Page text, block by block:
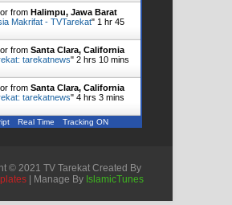
from Halimpu, Jawa Barat
Makrifat - TVTarekat" 1 hr 45
from Santa Clara, California
tarekatnews" 2 hrs 10 mins
from Santa Clara, California
tarekatnews" 4 hrs 3 mins
Real Time Tracking ON
© 2021 TV Tarekat Created By
| Manage By IslamicTunes